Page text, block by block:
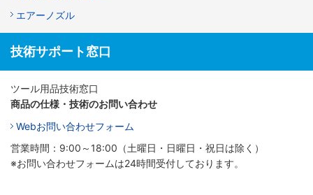
エアーノズル
技術サポート窓口
ツール用品技術窓口
商品の仕様・技術のお問い合わせ
Webお問い合わせフォーム
営業時間：9:00～18:00（土曜日・日曜日・祝日は除く）
※お問い合わせフォームは24時間受付しております。